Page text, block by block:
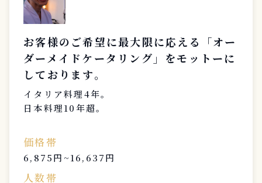
お客様のご希望に最大限に応える「オー
ダーメイドケータリング」をモットーに
しております。
イタリア料理4年。
日本料理10年超。
価格帯
6,875円~16,637円
人数帯